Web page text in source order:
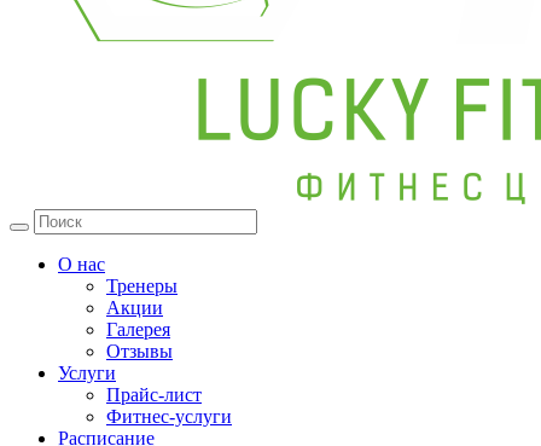
О нас
Тренеры
Акции
Галерея
Отзывы
Услуги
Прайс-лист
Фитнес-услуги
Расписание